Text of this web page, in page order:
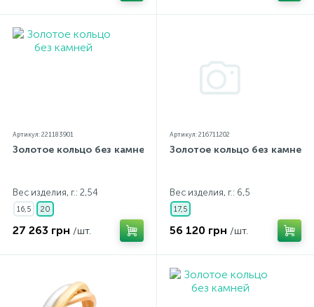
Артикул: 221183901
Золотое кольцо без камней
Вес изделия, г.: 2,54
16,5 20
27 263 грн /шт.
Артикул: 216711202
Золотое кольцо без камней
Вес изделия, г.: 6,5
17,5
56 120 грн /шт.